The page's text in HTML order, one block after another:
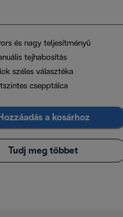
és nagy teljesítményű
tejhabosítás
széles választéka
csepptálca
a kosárhoz
Tudj meg többet